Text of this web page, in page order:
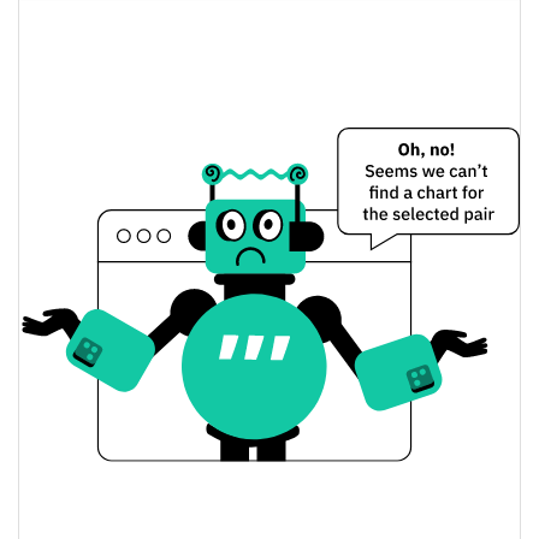
Abertura / Fecho de
Ontem
$0.73647866 /
$0.73650362
Volume de ontem $1.8334209
Histórico do preço do toly's minutes
7 dias Baixa / 7 dias Alta
$0.73641028 /
$0.76332889